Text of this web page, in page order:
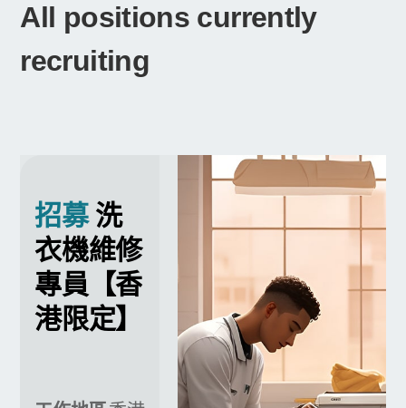
All positions currently
recruiting
招募洗
衣機維修
專員【香
港限定】